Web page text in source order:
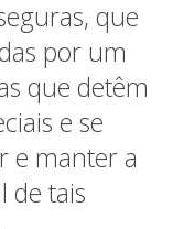
que
por um
que detêm
e se
e manter a
de tais